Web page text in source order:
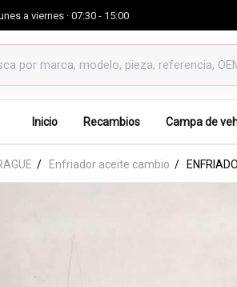
a viernes · 07:30 - 15:00
productos
Inicio Recambios Campa de
Enfriador aceite cambio